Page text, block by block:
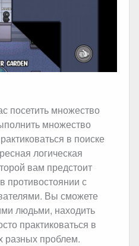
посетить множество
множество
в поиске
логическая
вам предстоит
противостоянии с
Вы сможете
людьми, находить
практиковаться в
проблем.